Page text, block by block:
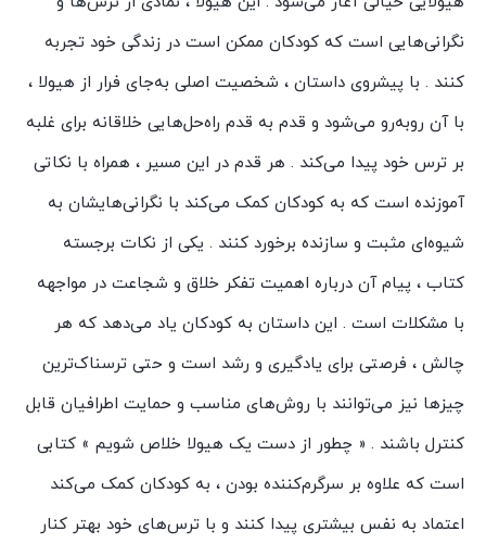
عدد
نگرانی‌هایی است که کودکان ممکن است در زندگی خود تجربه
کنند . با پیشروی داستان ، شخصیت اصلی به‌جای فرار از هیولا ،
با آن روبه‌رو می‌شود و قدم به قدم راه‌حل‌هایی خلاقانه برای غلبه
بر ترس خود پیدا می‌کند . هر قدم در این مسیر ، همراه با نکاتی
آموزنده است که به کودکان کمک می‌کند با نگرانی‌هایشان به
شیوه‌ای مثبت و سازنده برخورد کنند . یکی از نکات برجسته
کتاب ، پیام آن درباره اهمیت تفکر خلاق و شجاعت در مواجهه
با مشکلات است . این داستان به کودکان یاد می‌دهد که هر
چالش ، فرصتی برای یادگیری و رشد است و حتی ترسناک‌ترین
چیزها نیز می‌توانند با روش‌های مناسب و حمایت اطرافیان قابل
کنترل باشند . « چطور از دست یک هیولا خلاص شویم » کتابی
است که علاوه بر سرگرم‌کننده بودن ، به کودکان کمک می‌کند
اعتماد به نفس بیشتری پیدا کنند و با ترس‌های خود بهتر کنار